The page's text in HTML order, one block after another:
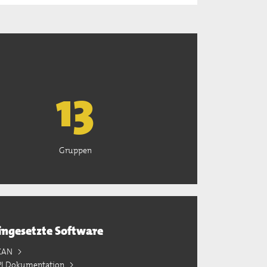
13
Gruppen
Software
Dokumentation